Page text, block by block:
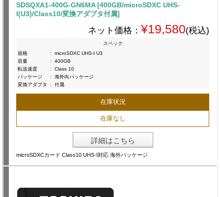
SDSQXA1-400G-GN6MA [400GB/microSDXC UHS-
I(U3)/Class10/変換アダプタ付属]
ネット価格： ¥19,580(税込)
スペック
規格
:
microSDXC UHS-I U3
容量
:
400GB
転送速度
:
Class 10
パッケージ
:
海外向パッケージ
変換アダプタ
: 付属
在庫状況
在庫なし
詳細はこちら
microSDXCカード Class10 UHS-I対応 海外パッケージ